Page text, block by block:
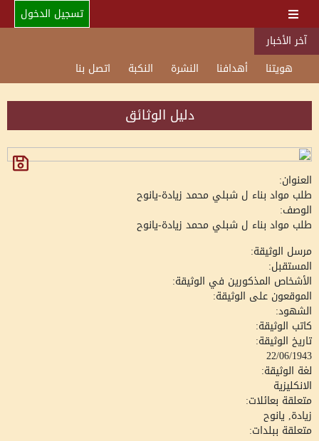
تسجيل الدخول
آخر الأخبار
هويتنا
أهدافنا النشرة النكبة اتصل بنا
دليل الوثائق
العنوان:
طلب مواد بناء ل شبلي محمد زيادة-يانوح
الوصف:
طلب مواد بناء ل شبلي محمد زيادة-يانوح
مرسل الوثيقة:
المستقبل:
الأشخاص المذكورين في الوثيقة:
الموقعون على الوثيقة:
الشهود:
كاتب الوثيقة:
تاريخ الوثيقة:
22/06/1943
لغة الوثيقة:
الانكليزية
متعلقة بعائلات:
زيادة, يانوح
متعلقة ببلدات: